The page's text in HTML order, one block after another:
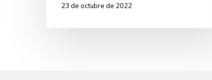
23 de octubre de 2022